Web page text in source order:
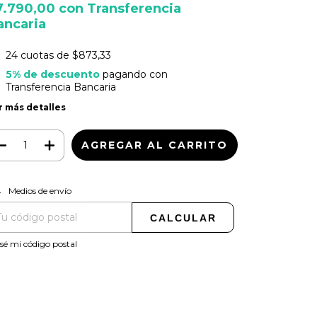
con Transferencia
24 cuotas de $873,33
5% de descuentopagando con
Transferencia Bancaria
más detalles
para el CP:
Medios de envío
CALCULAR
mi código postal